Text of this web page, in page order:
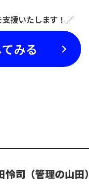
援いたします！／
みる
怜司（管理の山田）